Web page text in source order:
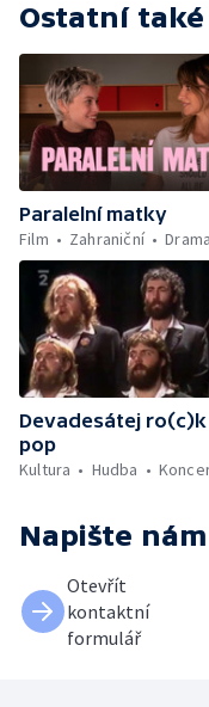
Ostatní
Paralelní matky
Film
Zahraniční Drama
Devadesátej ro(c)k
pop
Kultura
Hudba
Napište nám
Otevřít
kontaktní
formulář